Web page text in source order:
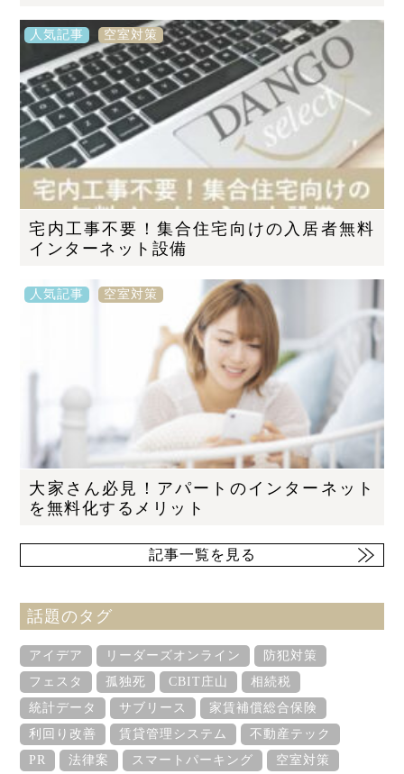
人気記事 空室対策
宅内工事不要！集合住宅向けの入居者無料
インターネット設備
人気記事 空室対策
大家さん必見！アパートのインターネット
を無料化するメリット
記事一覧を見る
話題のタグ
アイデア リーダーズオンライン
防犯対策
フェスタ
孤独死 CBIT庄山
相続税
統計データ
サブリース
家賃補償総合保険
利回り改善
賃貸管理システム
不動産テック
PR
法律案 スマートパーキング 空室対策